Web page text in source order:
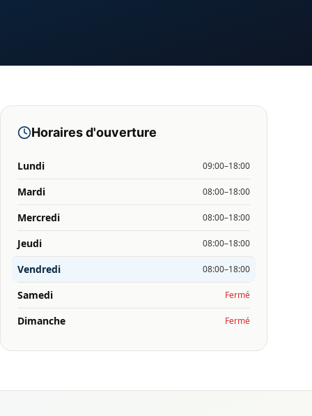
Horaires d'ouverture
Lundi 09:00–18:00
Mardi 08:00–18:00
Mercredi 08:00–18:00
Jeudi 08:00–18:00
Vendredi 08:00–18:00
Samedi Fermé
Dimanche Fermé